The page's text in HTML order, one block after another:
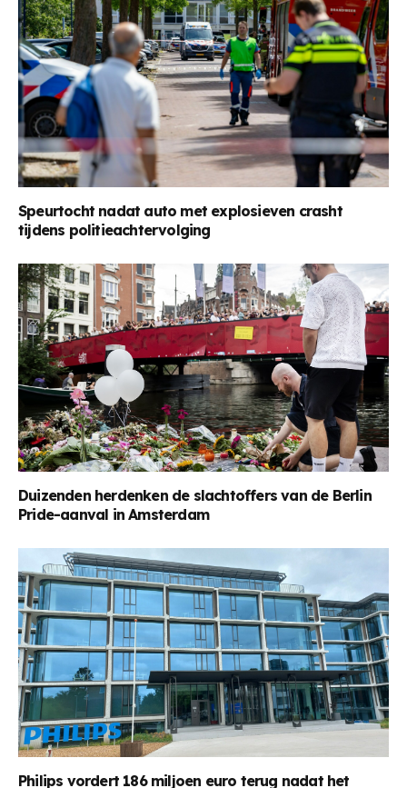
Speurtocht nadat auto met explosieven crasht
tijdens politieachtervolging
Duizenden herdenken de slachtoffers van de Berlin
Pride-aanval in Amsterdam
Philips vordert 186 miljoen euro terug nadat het